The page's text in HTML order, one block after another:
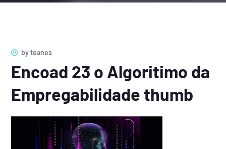
byteanes
Encoad 23 o Algoritimo da
Empregabilidade thumb